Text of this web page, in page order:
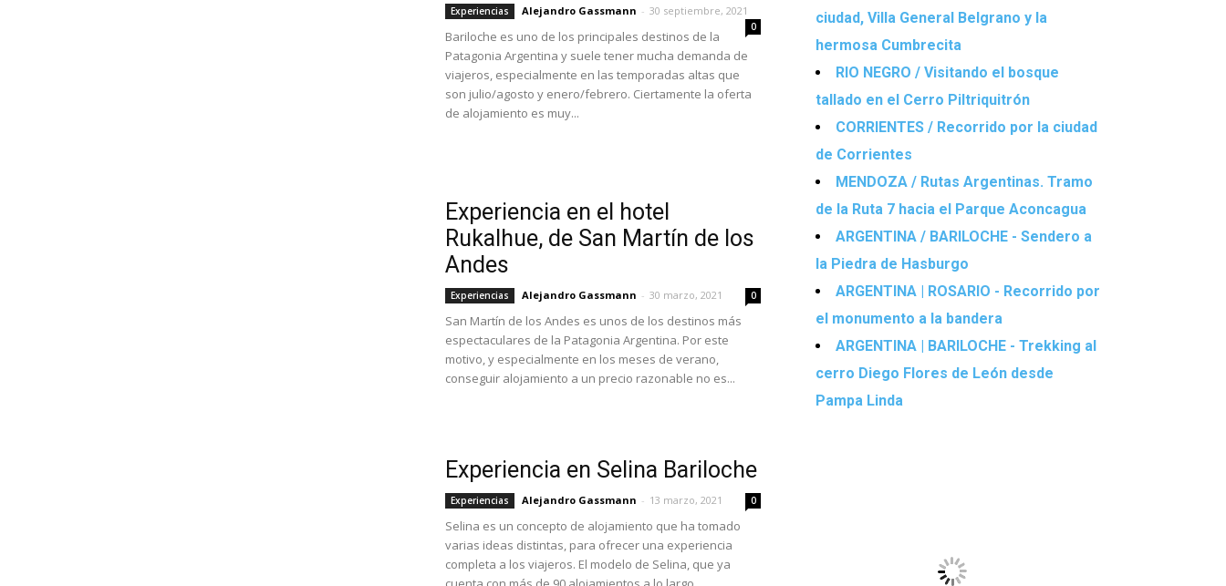
Experiencias Alejandro Gassmann - 30 septiembre, 2021
0
Bariloche es uno de los principales destinos de la
Patagonia Argentina y suele tener mucha demanda de
viajeros, especialmente en las temporadas altas que
son julio/agosto y enero/febrero. Ciertamente la oferta
de alojamiento es muy...
Experiencia en el hotel
Rukalhue, de San Martín de los
Andes
Experiencias Alejandro Gassmann - 30 marzo, 2021 0
San Martín de los Andes es unos de los destinos más
espectaculares de la Patagonia Argentina. Por este
motivo, y especialmente en los meses de verano,
conseguir alojamiento a un precio razonable no es...
Experiencia en Selina Bariloche
Experiencias Alejandro Gassmann - 13 marzo, 2021 0
Selina es un concepto de alojamiento que ha tomado
varias ideas distintas, para ofrecer una experiencia
completa a los viajeros. El modelo de Selina, que ya
ciudad, Villa General Belgrano y la
hermosa Cumbrecita
RIO NEGRO / Visitando el bosque
tallado en el Cerro Piltriquitrón
CORRIENTES / Recorrido por la ciudad
de Corrientes
MENDOZA / Rutas Argentinas. Tramo
de la Ruta 7 hacia el Parque Aconcagua
ARGENTINA / BARILOCHE - Sendero a
la Piedra de Hasburgo
ARGENTINA | ROSARIO - Recorrido por
el monumento a la bandera
ARGENTINA | BARILOCHE - Trekking al
cerro Diego Flores de León desde
Pampa Linda